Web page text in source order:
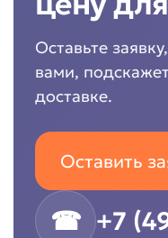
Оставьте
вами,
доставке.
Оставить
☎ +7